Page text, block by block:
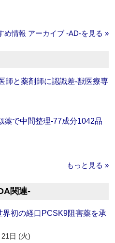
め情報 アーカイブ ‐AD‐を見る »
師と薬剤師に認識差‐獣医療専
薬で中間整理‐77成分1042品
もっと見る »
関連‐
界初の経口PCSK9阻害薬を承
日 (火)